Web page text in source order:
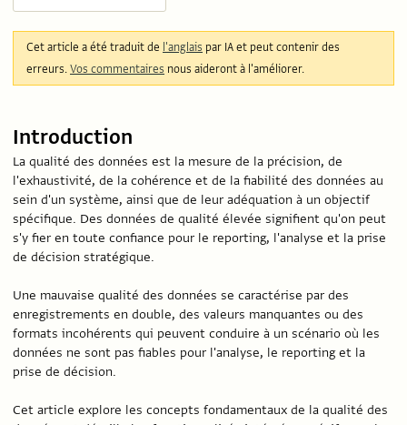
Cet article a été traduit de l'anglais par IA et peut contenir des
erreurs.Vos commentaires nous aideront à l'améliorer.
Introduction
La qualité des données est la mesure de la précision, de
l'exhaustivité, de la cohérence et de la fiabilité des données au
sein d'un système, ainsi que de leur adéquation à un objectif
spécifique. Des données de qualité élevée signifient qu'on peut
s'y fier en toute confiance pour le reporting, l'analyse et la prise
de décision stratégique.
Une mauvaise qualité des données se caractérise par des
enregistrements en double, des valeurs manquantes ou des
formats incohérents qui peuvent conduire à un scénario où les
données ne sont pas fiables pour l'analyse, le reporting et la
prise de décision.
Cet article explore les concepts fondamentaux de la qualité des